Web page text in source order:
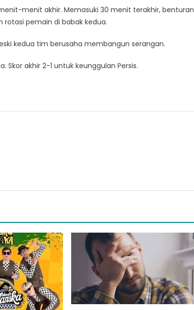
menit akhir. Memasuki 30 menit terakhir, benturan
pemain di babak kedua.
kedua tim berusaha membangun serangan.
akhir 2-1 untuk keunggulan Persis.